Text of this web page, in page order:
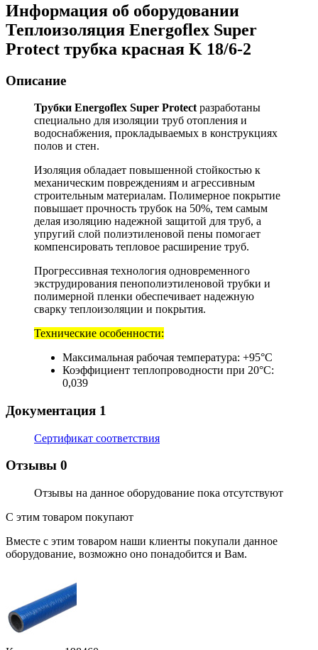
Информация об оборудовании
Теплоизоляция Energoflex Super
Protect трубка красная K 18/6-2
Описание
Трубки Energoflex Super Protect разработаны
специально для изоляции труб отопления и
водоснабжения, прокладываемых в конструкциях
полов и стен.
Изоляция обладает повышенной стойкостью к
механическим повреждениям и агрессивным
строительным материалам. Полимерное покрытие
повышает прочность трубок на 50%, тем самым
делая изоляцию надежной защитой для труб, а
упругий слой полиэтиленовой пены помогает
компенсировать тепловое расширение труб.
Прогрессивная технология одновременного
экструдирования пенополиэтиленовой трубки и
полимерной пленки обеспечивает надежную
сварку теплоизоляции и покрытия.
Технические особенности:
Максимальная рабочая температура: +95°C
Коэффициент теплопроводности при 20°С:
0,039
Документация 1
Сертификат соответствия
Отзывы 0
Отзывы на данное оборудование пока отсутствуют
С этим товаром покупают
Вместе с этим товаром наши клиенты покупали данное
оборудование, возможно оно понадобится и Вам.